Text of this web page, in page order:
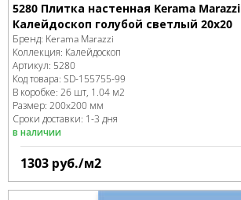
5280 Плитка настенная Kerama Marazzi
Калейдоскоп голубой светлый 20х20
Бренд: Kerama Marazzi
Коллекция: Калейдоскоп
Артикул: 5280
Код товара: SD-155755-99
В коробке: 26 шт, 1.04 м2
Размер: 200x200 мм
Сроки доставки: 1-3 дня
в наличии
1303 руб./м2